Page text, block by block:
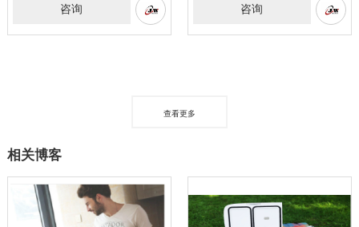
咨询 咨询
查看更多
相关博客